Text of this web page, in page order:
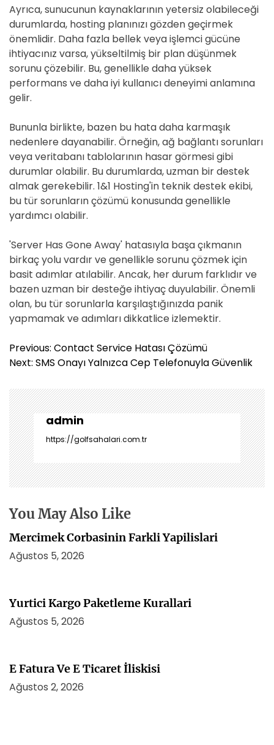
Ayrıca, sunucunun kaynaklarının yetersiz olabileceği
durumlarda, hosting planınızı gözden geçirmek
önemlidir. Daha fazla bellek veya işlemci gücüne
ihtiyacınız varsa, yükseltilmiş bir plan düşünmek
sorunu çözebilir. Bu, genellikle daha yüksek
performans ve daha iyi kullanıcı deneyimi anlamına
gelir.
Bununla birlikte, bazen bu hata daha karmaşık
nedenlere dayanabilir. Örneğin, ağ bağlantı sorunları
veya veritabanı tablolarının hasar görmesi gibi
durumlar olabilir. Bu durumlarda, uzman bir destek
almak gerekebilir. 1&1 Hosting'in teknik destek ekibi,
bu tür sorunların çözümü konusunda genellikle
yardımcı olabilir.
'Server Has Gone Away' hatasıyla başa çıkmanın
birkaç yolu vardır ve genellikle sorunu çözmek için
basit adımlar atılabilir. Ancak, her durum farklıdır ve
bazen uzman bir desteğe ihtiyaç duyulabilir. Önemli
olan, bu tür sorunlarla karşılaştığınızda panik
yapmamak ve adımları dikkatlice izlemektir.
Y
a
ı
g
e
z
i
n
m
s
i
Previous: Contact Service Hatası Çözümü
Next: SMS Onayı Yalnızca Cep Telefonuyla Güvenlik
admin
https://golfsahalari.com.tr
You May Also Like
Mercimek Corbasinin Farkli Yapilislari
Ağustos 5, 2026
Yurtici Kargo Paketleme Kurallari
Ağustos 5, 2026
E Fatura Ve E Ticaret İliskisi
Ağustos 2, 2026